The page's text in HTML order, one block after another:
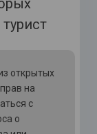
открытых
на
с
о